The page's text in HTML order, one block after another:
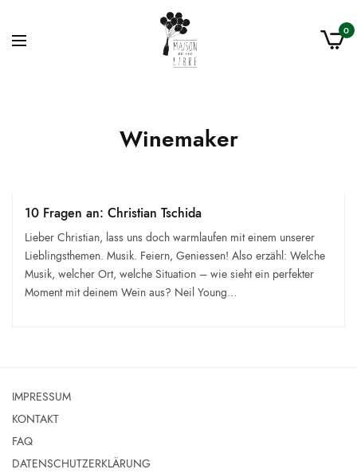
0
Winemaker
10 Fragen an: Christian Tschida
Lieber Christian, lass uns doch warmlaufen mit einem unserer
Lieblingsthemen. Musik. Feiern, Geniessen! Also erzähl: Welche
Musik, welcher Ort, welche Situation – wie sieht ein perfekter
Moment mit deinem Wein aus? Neil Young…
IMPRESSUM
KONTAKT
FAQ
DATENSCHUTZERKLÄRUNG